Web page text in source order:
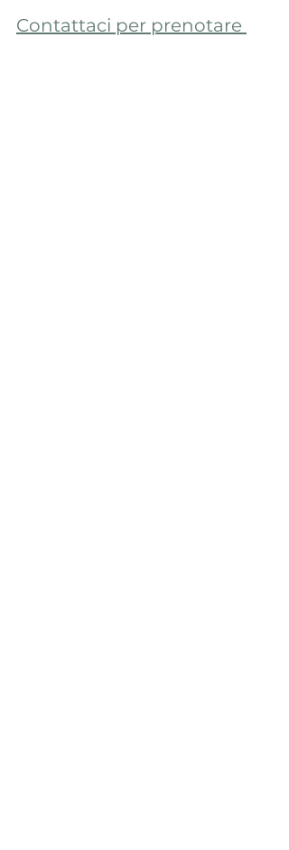
Contattaci per prenotare